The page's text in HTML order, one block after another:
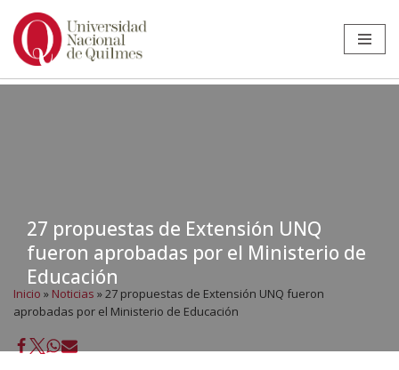
Ir
27 propuestas de Extensión UNQ
fueron aprobadas por el Ministerio de
Educación
Inicio » Noticias »27 propuestas de Extensión UNQ fueron
aprobadas por el Ministerio de Educación